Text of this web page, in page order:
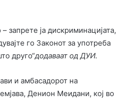
запрете ја дискриминацијата,
го Законот за употреба
друго“додаваат од ДУИ.
и амбасадорот на
Денион Меидани, кој во